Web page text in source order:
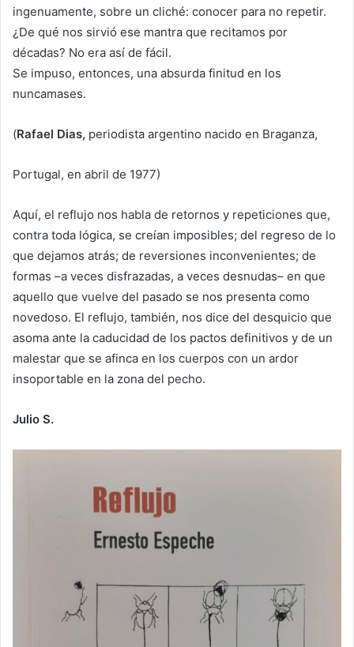
ingenuamente, sobre un cliché: conocer para no repetir.
¿De qué nos sirvió ese mantra que recitamos por
décadas? No era así de fácil.
Se impuso, entonces, una absurda finitud en los
nuncamases.
(Rafael Dias, periodista argentino nacido en Braganza,
Portugal, en abril de 1977)
Aquí, el reflujo nos habla de retornos y repeticiones que,
contra toda lógica, se creían imposibles; del regreso de lo
que dejamos atrás; de reversiones inconvenientes; de
formas –a veces disfrazadas, a veces desnudas– en que
aquello que vuelve del pasado se nos presenta como
novedoso. El reflujo, también, nos dice del desquicio que
asoma ante la caducidad de los pactos definitivos y de un
malestar que se afinca en los cuerpos con un ardor
insoportable en la zona del pecho.
Julio S.